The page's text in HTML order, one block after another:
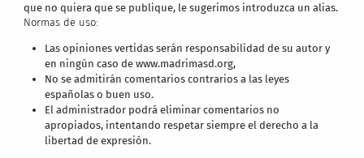
que no quiera que se publique, le sugerimos introduzca un alias.
Normas de uso:
Las opiniones vertidas serán responsabilidad de su autor y
en ningún caso de www.madrimasd.org,
No se admitirán comentarios contrarios a las leyes
españolas o buen uso.
El administrador podrá eliminar comentarios no
apropiados, intentando respetar siempre el derecho a la
libertad de expresión.